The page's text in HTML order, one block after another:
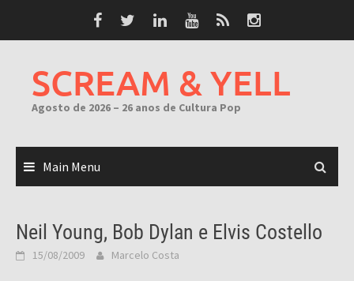
SCREAM & YELL
Agosto de 2026 – 26 anos de Cultura Pop
Main Menu
Neil Young, Bob Dylan e Elvis Costello
15/08/2009 Marcelo Costa